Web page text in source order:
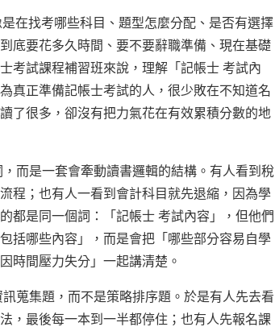
在找考哪些科目、題型怎麼分配、是否有選擇
底要花多久時間、要不要辭職準備、現在基礎
考試課程補習班來說，理解「記帳士 考試內
真正準備記帳士考試的人，很少敗在不知道名
了很多，卻沒有把力氣花在有效累積分數的地
而是一套會牽動讀書邏輯的結構。有人看到稅
程；也有人一看到會計科目就先退縮，因為學
都是同一個詞：「記帳士 考試內容」，但他們
括哪些內容」，而是會把「哪些部分容易自學
時間壓力失分」一起講清楚。
蒐集題，而不是策略排序題。於是有人先去看
，最後每一本到一半都停住；也有人先報名課